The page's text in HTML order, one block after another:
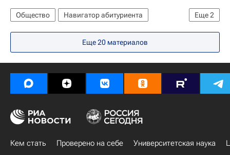
Еще2
Общество
Навигатор абитуриента
Рейтинг университетов
Россия
Еще 20 материалов
Кем стать Проверено на себе Университетская наука